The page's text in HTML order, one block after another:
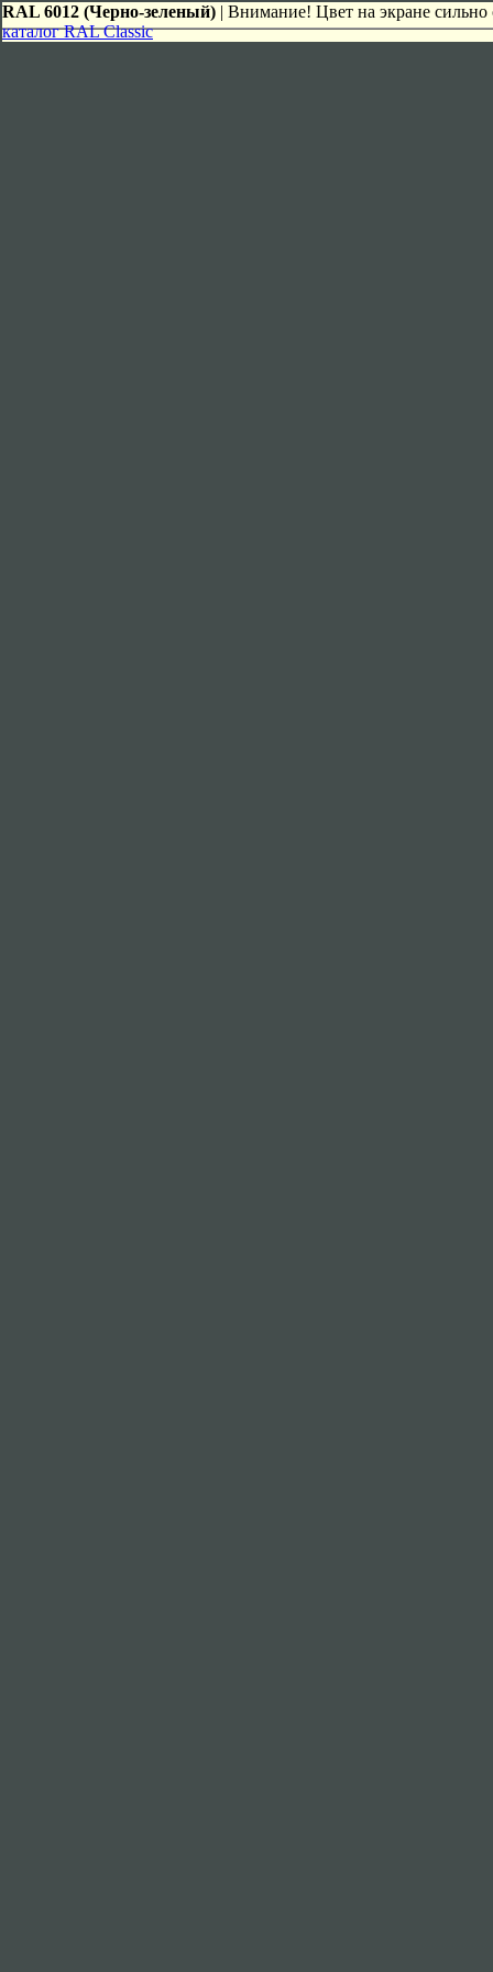
RAL 6012 (Черно-зеленый) | Внимание! Цвет на экране сильно
каталог RAL Classic